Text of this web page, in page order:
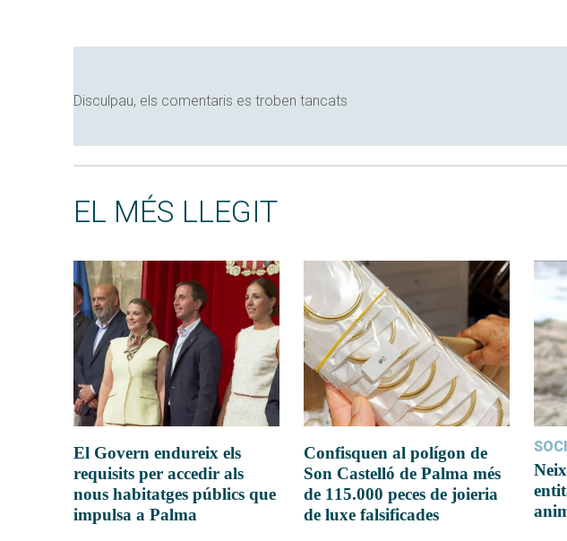
Disculpau, els comentaris es troben tancats
EL MÉS LLEGIT
El Govern endureix els
requisits per accedir als
nous habitatges públics que
impulsa a Palma
Confisquen al polígon de
Son Castelló de Palma més
de 115.000 peces de joieria
de luxe falsificades